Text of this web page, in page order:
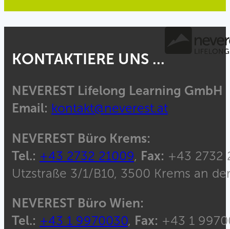
KONTAKTIERE UNS ...
NEVEREST Lifelong Learning GmbH
Email: kontakt@neverest.at
NEVEREST Büro Krems:
Tel.: +43 2732 21009, Fax: +43 2732
Utzstraße 3/1/B10, 3500 Krems an
NEVEREST Büro Wien:
Tel.: +43 1 9970030, Fax: +43 1